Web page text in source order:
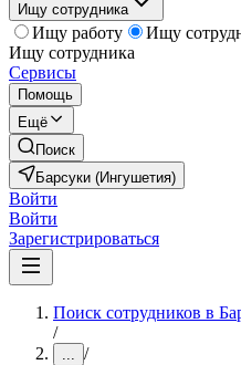
Ищу сотрудника
Ищу работу
Ищу
Ищу сотрудника
Сервисы
Помощь
Ещё
Поиск
Барсуки (Ингушетия)
Войти
Войти
Зарегистрироваться
Поиск сотрудников в
/
... /